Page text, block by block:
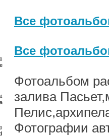
Все
Все
Фотоальбом
залива
Фотографии